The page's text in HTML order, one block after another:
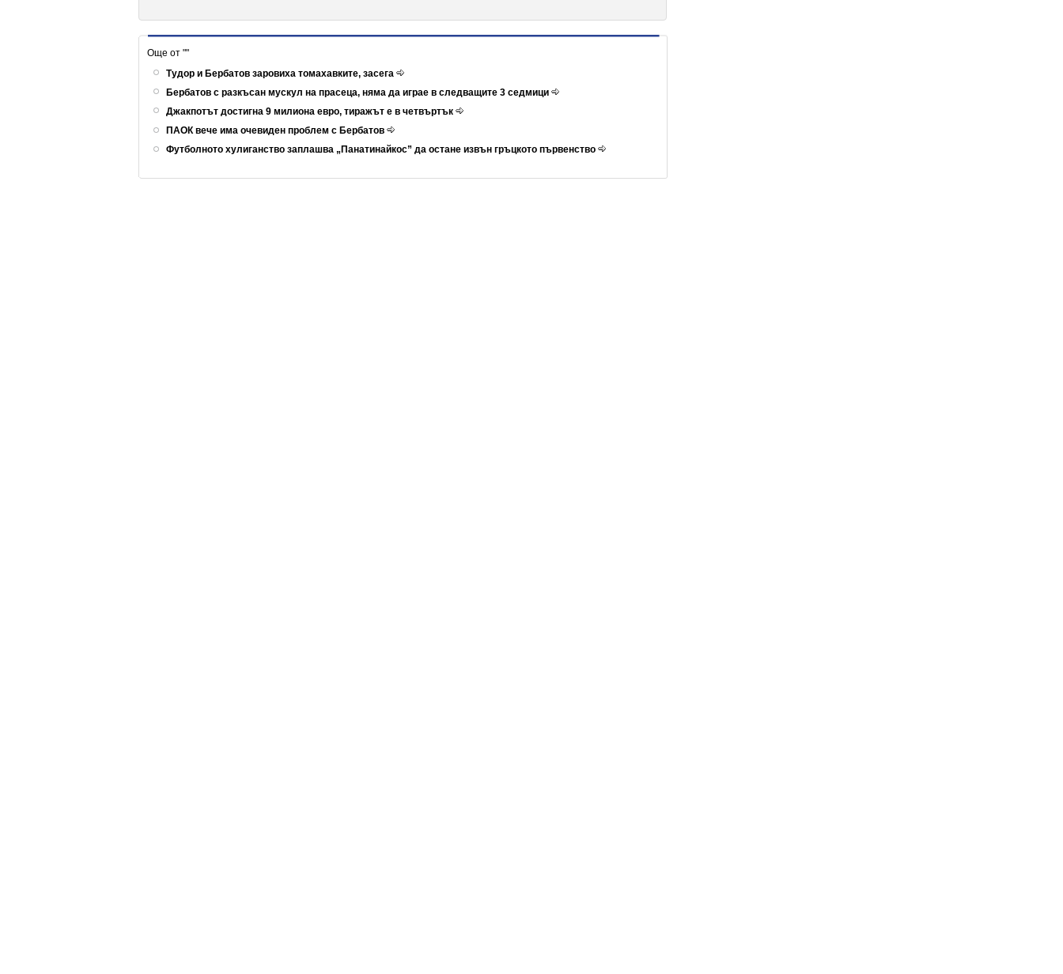
Още от ""
Тудор и Бербатов заровиха томахавките, засега
Бербатов с разкъсан мускул на прасеца, няма да играе в следващите 3 седмици
Джакпотът достигна 9 милиона евро, тиражът е в четвъртък
ПАОК вече има очевиден проблем с Бербатов
Футболното хулиганство заплашва „Панатинайкос” да остане извън гръцкото първенство